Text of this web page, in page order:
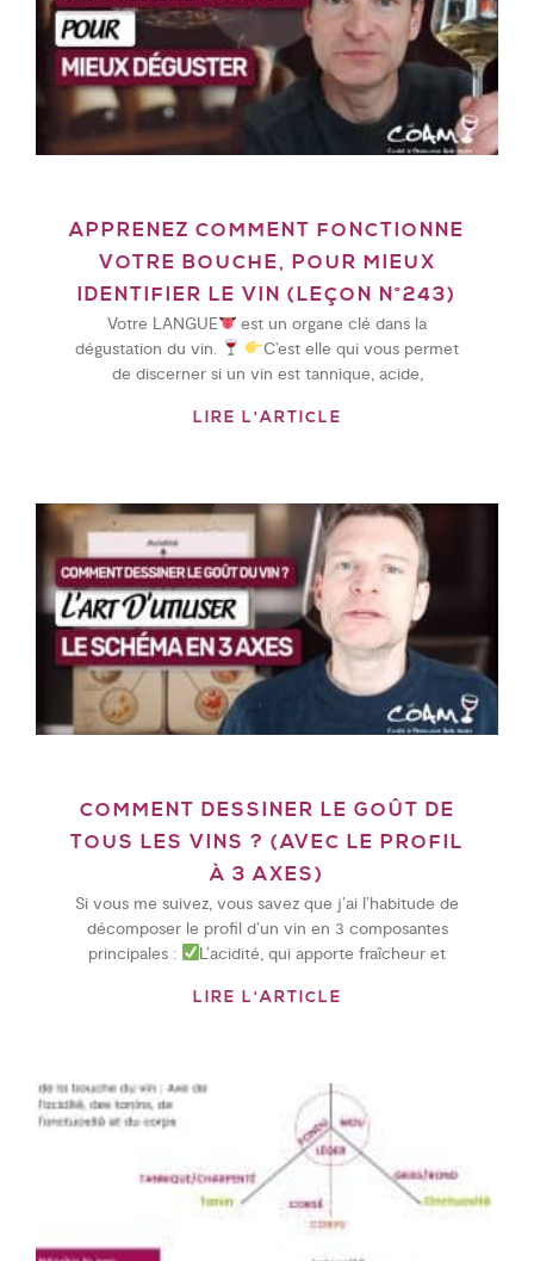
APPRENEZ COMMENT FONCTIONNE
VOTRE BOUCHE, POUR MIEUX
IDENTIFIER LE VIN (LEÇON N°243)
Votre LANGUE
est un organe clé dans la
dégustation du vin.
C’est elle qui vous permet
de discerner si un vin est tannique, acide,
LIRE L'ARTICLE
COMMENT DESSINER LE GOÛT DE
TOUS LES VINS ? (AVEC LE PROFIL
À 3 AXES)
Si vous me suivez, vous savez que j’ai l’habitude de
décomposer le profil d’un vin en 3 composantes
principales :
L’acidité, qui apporte fraîcheur et
LIRE L'ARTICLE